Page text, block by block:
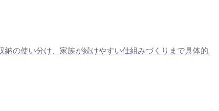
の使い分け、家族が続けやすい仕組みづくりまで具体的